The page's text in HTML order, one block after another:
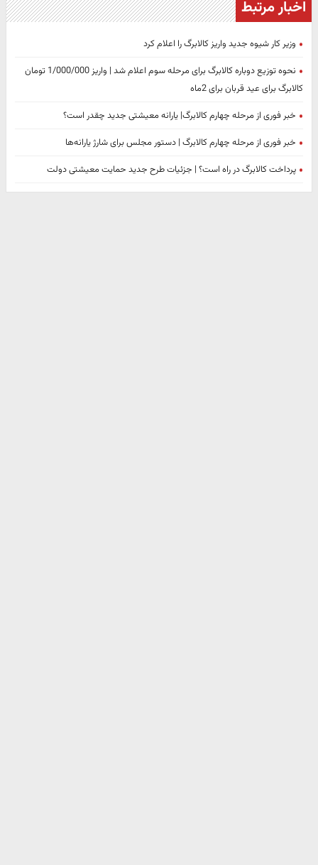
اخبار مرتبط
وزیر کار شیوه جدید واریز کالابرگ را اعلام کرد
نحوه توزیع دوباره کالابرگ برای مرحله سوم اعلام شد | واریز 1/000/000 تومان
کالابرگ برای عید قربان برای 2ماه
خبر فوری از مرحله چهارم کالابرگ| یارانه معیشتی جدید چقدر است؟
خبر فوری از مرحله چهارم کالابرگ | دستور مجلس برای شارژ یارانه‌ها
پرداخت کالابرگ در راه است؟ | جزئیات طرح جدید حمایت معیشتی دولت